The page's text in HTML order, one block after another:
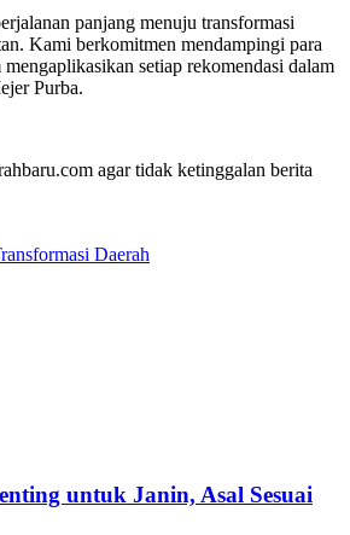
panjang menuju transformasi
Kami berkomitmen mendampingi para
setiap rekomendasi dalam
Purba.
agar tidak ketinggalan berita
Daerah
untuk Janin, Asal Sesuai